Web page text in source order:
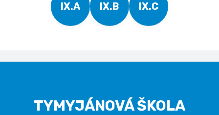
IX.A IX.B IX.C
TYMYJÁNOVÁ ŠKOLA